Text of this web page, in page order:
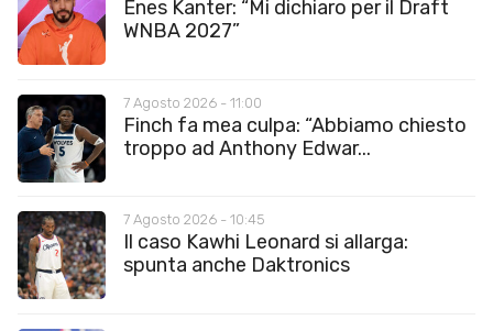
Enes Kanter: “Mi dichiaro per il Draft
WNBA 2027”
7 Agosto 2026 - 11:00
Finch fa mea culpa: “Abbiamo chiesto
troppo ad Anthony Edwar...
7 Agosto 2026 - 10:45
Il caso Kawhi Leonard si allarga:
spunta anche Daktronics